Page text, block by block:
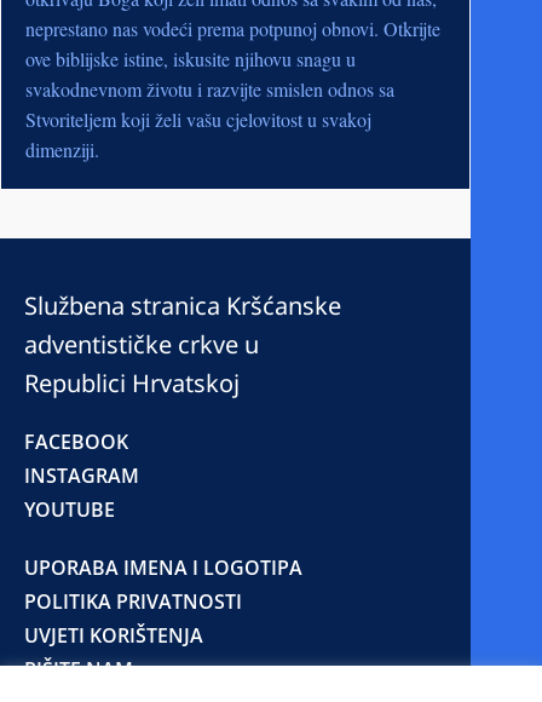
neprestano nas vodeći prema potpunoj obnovi. Otkrijte
ove biblijske istine, iskusite njihovu snagu u
svakodnevnom životu i razvijte smislen odnos sa
Stvoriteljem koji želi vašu cjelovitost u svakoj
dimenziji.
Službena stranica Kršćanske
adventističke crkve u
Republici Hrvatskoj
FACEBOOK
INSTAGRAM
YOUTUBE
UPORABA IMENA I LOGOTIPA
POLITIKA PRIVATNOSTI
UVJETI KORIŠTENJA
PIŠITE NAM